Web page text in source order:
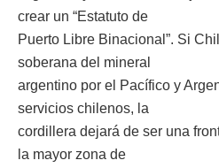
crear un “Estatuto de
Puerto Libre Binacional”. Si
soberana del mineral
argentino por el Pacífico y
servicios chilenos, la
cordillera dejará de ser una
la mayor zona de